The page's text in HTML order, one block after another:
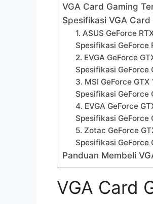
VGA Card Gaming
Spesifikasi VGA
1. ASUS GeForce
Spesifikasi GeForce
2. EVGA GeForce
Spesifikasi GeForce
3. MSI GeForce GTX
Spesifikasi GeForce
4. EVGA GeForce
Spesifikasi GeForce
5. Zotac GeForce
Spesifikasi GeForce
Panduan Membeli
VGA Card